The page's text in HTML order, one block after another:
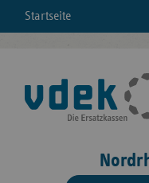
Startseite